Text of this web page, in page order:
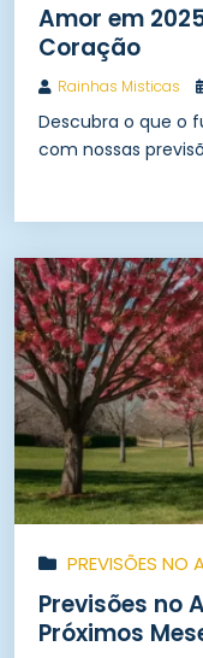
Amor em
Coração
Rainhas Misticas
Descubra o que o
com nossas
PREVISÕES NO
Previsões no
Próximos